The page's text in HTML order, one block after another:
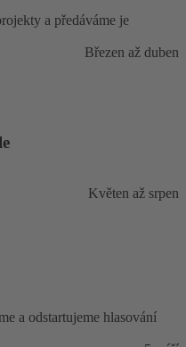
a předáváme je
Březen až duben
Květen až srpen
a odstartujeme hlasování